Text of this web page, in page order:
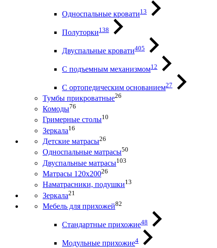
Односпальные кровати13
Полуторки138
Двуспальные кровати405
С подъемным механизмом12
С ортопедическим основанием27
Тумбы прикроватные26
Комоды76
Гримерные столы10
Зеркала16
Детские матрасы26
Односпальные матрасы50
Двуспальные матрасы103
Матрасы 120х20026
Наматрасники, подушки13
Зеркала21
Мебель для прихожей82
Стандартные прихожие48
Модульные прихожие4